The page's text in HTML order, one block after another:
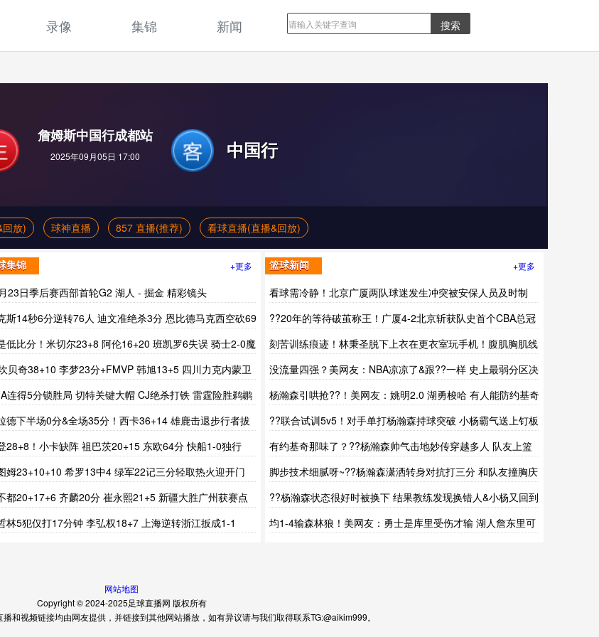
录像 集锦 新闻
詹姆斯中国行成都站
2025年09月05日 17:00 中国行
放) 球神直播 857 直播(推荐) 看球直播(直播&回放)
集锦 +更多
23日季后赛西部首轮G2 湖人 - 掘金 精彩镜头
斯14秒6分逆转76人 迪文准绝杀3分 恩比德马克西空砍69
低比分！米切尔23+8 阿伦16+20 班凯罗6失误 骑士2-0魔
贝奇38+10 李梦23分+FMVP 韩旭13+5 四川力克内蒙卫
功
连得5分锁胜局 切特关键大帽 CJ绝杀打铁 雷霆险胜鹈鹕
德下半场0分&全场35分！西卡36+14 雄鹿击退步行者拔
28+8！小卡缺阵 祖巴茨20+15 东欧64分 快船1-0独行
姆23+10+10 希罗13中4 绿军22记三分轻取热火迎开门
都20+17+6 齐麟20分 崔永熙21+5 新疆大胜广州获赛点
林5犯仅打17分钟 李弘权18+7 上海逆转浙江扳成1-1
篮球新闻 +更多
看球需冷静！北京广厦两队球迷发生冲突被安保人员及时制
止
??20年的等待破茧称王！广厦4-2北京斩获队史首个CBA总冠
军！
刻苦训练痕迹！林秉圣脱下上衣在更衣室玩手机！腹肌胸肌线
条明显
没流量四强？美网友：NBA凉凉了&跟??一样 史上最弱分区决
赛
杨瀚森引哄抢??！美网友：姚明2.0 湖勇梭哈 有人能防约基奇
了
??联合试训5v5！对手单打杨瀚森持球突破 小杨霸气送上钉板
大帽
有约基奇那味了？??杨瀚森帅气击地妙传穿越多人 队友上篮
得手
脚步技术细腻呀~??杨瀚森潇洒转身对抗打三分 和队友撞胸庆
祝
??杨瀚森状态很好时被换下 结果教练发现换错人&小杨又回到
场上
均1-4输森林狼！美网友：勇士是库里受伤才输 湖人詹东里可
网站地图
Copyright © 2024-2025足球直播网 版权所有
和视频链接均由网友提供，并链接到其他网站播放，如有异议请与我们取得联系TG:@aikim999。